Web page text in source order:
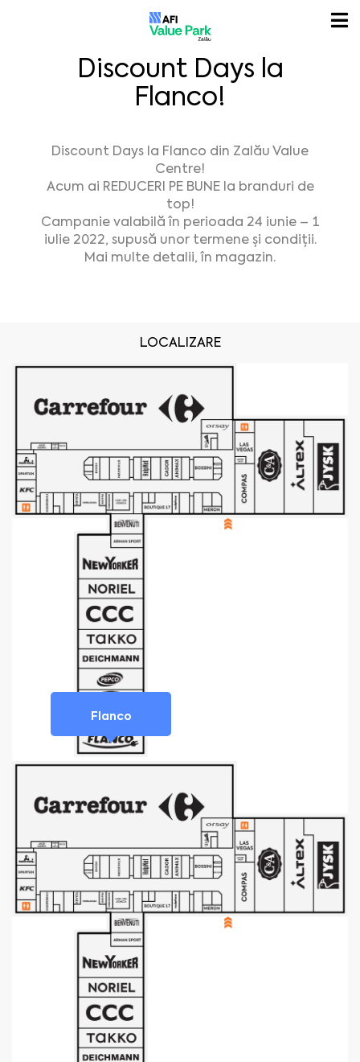
Discount Days la
Flanco!
Discount Days la Flanco din Zalău Value
Centre!
Acum ai REDUCERI PE BUNE la branduri de
top!
Campanie valabilă în perioada 24 iunie – 1
iulie 2022, supusă unor termene și condiții.
Mai multe detalii, în magazin.
LOCALIZARE
Flanco